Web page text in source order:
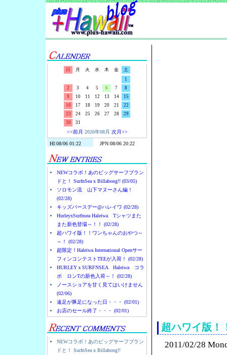
日 月 火 水 木 金
土
1
2
3 4 5 6 7
8
9
10 11 12 13 14
15
16
17 18 19 20 21
22
23
24 25 26 27 28
29
30
31
<<前月 2026年08月 次月>>
NEWコラボ！あのビッグサーフブラン
ドと！ SurfnSea x Billabong!! (03/05)
ソロモン流 山下マヌーさん編！
(02/28)
キッズバースデー@ハレイワ (02/28)
HurleyxSurfnsea Haleiwa Tシャツまた
また新色登場～！！ (02/28)
超ハワイ版！！ワンちゃんのおやつ～
～！ (02/28)
超限定！Haleiwa International Openサー
フィンコンテストTEEが入荷！ (02/28)
HURLEYｘSURFNSEA Haleiwa コラ
ボ ロンTの新色入荷～！ (02/28)
ノースショアを甘く見てはいけません
(02/06)
遠足が豚足になった日・・・ (02/01)
お店のセール終了・・・ (02/01)
NEWコラボ！あのビッグサーフブラン
ドと！ SurfnSea x Billabong!!
超ハワイ版！
2011/02/28